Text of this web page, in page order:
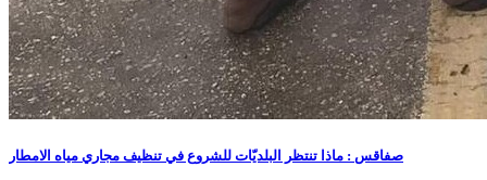
صفاقس : ماذا تنتظر البلديّات للشروع في تنظيف مجاري مياه الامطار